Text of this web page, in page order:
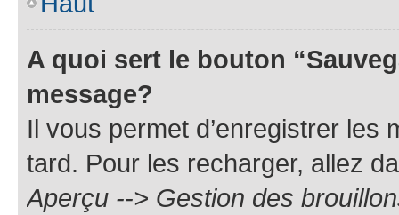
A quoi sert le bouton
message?
Il vous permet d’enregistrer
tard. Pour les recharger, allez
Aperçu --> Gestion des